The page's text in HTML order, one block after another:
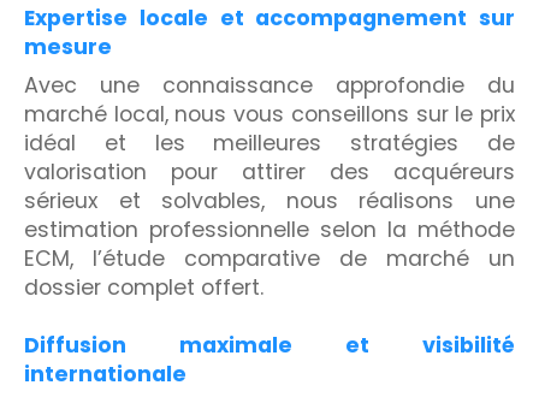
Expertise locale et accompagnement sur
mesure
Avec une connaissance approfondie du
marché local, nous vous conseillons sur le prix
idéal et les meilleures stratégies de
valorisation pour attirer des acquéreurs
sérieux et solvables, nous réalisons une
estimation professionnelle selon la méthode
ECM, l’étude comparative de marché un
dossier complet offert.
Diffusion maximale et visibilité
internationale